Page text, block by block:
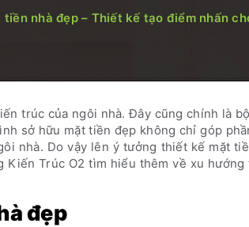
tiền nhà đẹp – Thiết kế tạo điểm nhấn
trúc của ngôi nhà. Đây cũng chính là
sở hữu mặt tiền đẹp không chỉ góp
nhà. Do vậy lên ý tưởng thiết kế mặt
Kiến Trúc O2 tìm hiểu thêm về xu
đẹp